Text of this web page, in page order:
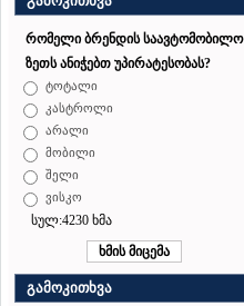
რომელი ბრენდის საავტომობილო
ზეთს ანიჭებთ უპირატესობას?
ტოტალი
კასტროლი
არალი
მობილი
შელი
ვისკო
სულ:4230 ხმა
გამოკითხვა